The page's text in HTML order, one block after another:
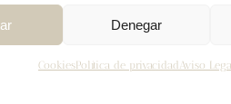
Denegar
CookiesPolítica de privacidad Aviso Legal